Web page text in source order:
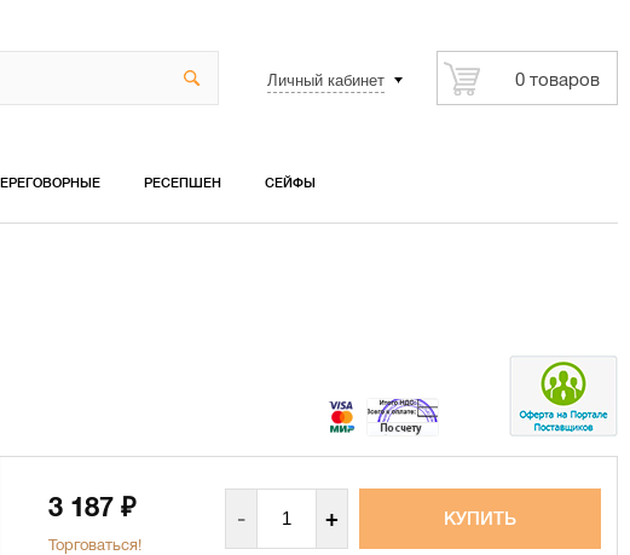
Личный кабинет 0 товаров
РЕСЕПШЕН СЕЙФЫ
3 187 ₽
Торговаться!
- +